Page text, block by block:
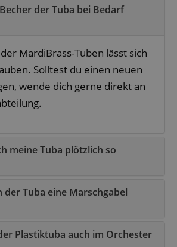
der Tuba bei Bedarf
MardiBrass-Tuben lässt sich
Solltest du einen neuen
wende dich gerne direkt an
meine Tuba plötzlich so
der Tuba eine Marschgabel
Plastiktuba auch im Orchester